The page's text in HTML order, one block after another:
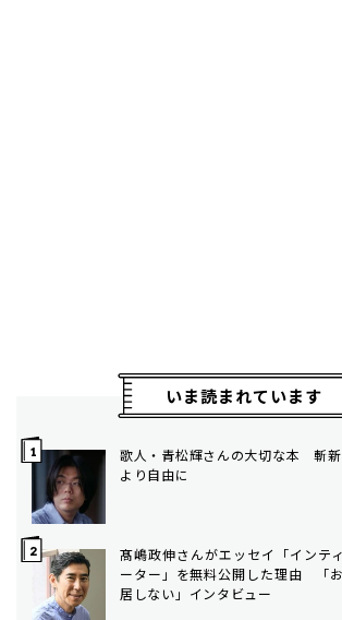
いま読まれています
歌人・青松輝さんの大切な本 斬新
より自由に
髙嶋政伸さんがエッセイ「インテ
ーター」を無料公開した理由 「
居しない」インタビュー